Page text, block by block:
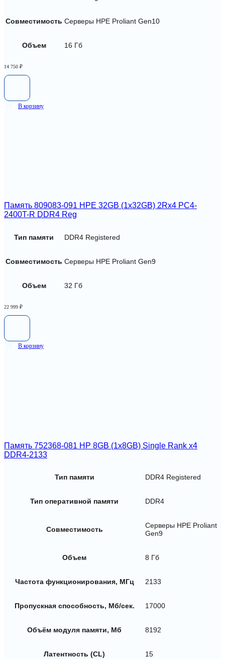
Совместимость Серверы HPE Proliant Gen10
Объем 16 Гб
14 750 ₽
В корзину
Память 809083-091 HPE 32GB (1x32GB) 2Rx4 PC4-
2400T-R DDR4 Reg
Тип памяти DDR4 Registered
Совместимость Серверы HPE Proliant Gen9
Объем 32 Гб
22 999 ₽
В корзину
Память 752368-081 HP 8GB (1x8GB) Single Rank x4
DDR4-2133
Тип памяти DDR4 Registered
Тип оперативной памяти DDR4
Совместимость
Серверы HPE Proliant
Gen9
Объем 8 Гб
Частота функционирования, МГц 2133
Пропускная способность, Мб/сек. 17000
Объём модуля памяти, Мб 8192
Латентность (CL) 15